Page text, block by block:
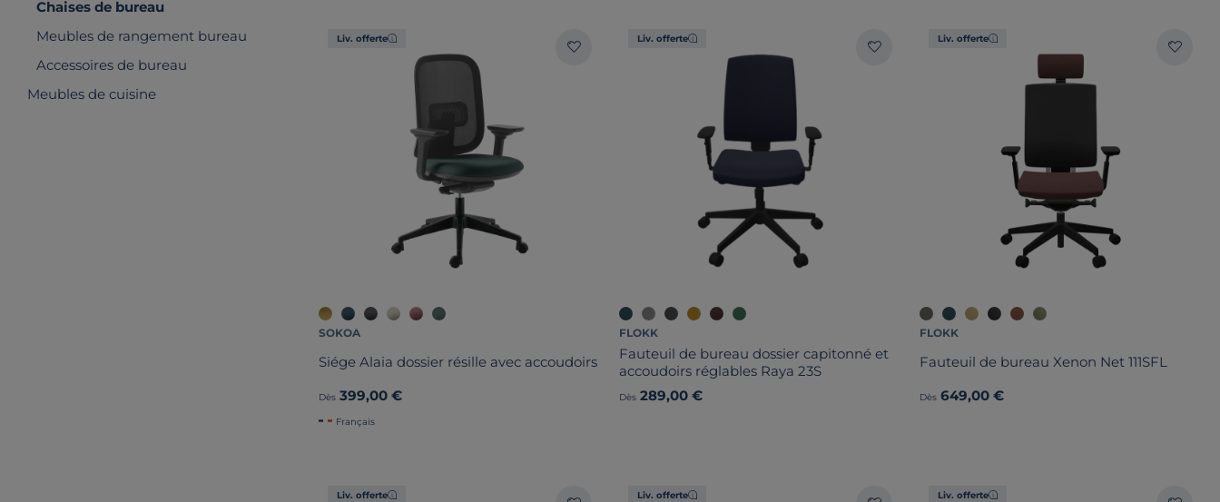
Chaises de bureau
Meubles de rangement bureau
Accessoires de bureau
Meubles de cuisine
Liv. offerte
SOKOA
Siége Alaia dossier résille avec accoudoirs
Dès 399,00 €
Français
Liv. offerte
FLOKK
Fauteuil de bureau dossier capitonné et
accoudoirs réglables Raya 23S
Dès 289,00 €
Liv. offerte
FLOKK
Fauteuil de bureau Xenon Net 111SFL
Dès 649,00 €
Liv. offerte Liv. offerte Liv. offerte